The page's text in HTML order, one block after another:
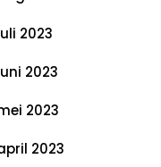
2023
2023
2023
2023